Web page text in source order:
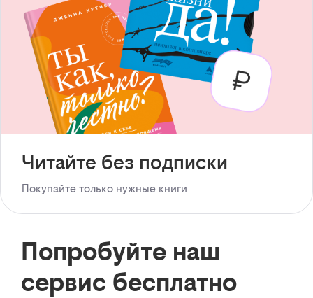
Читайте без подписки
Покупайте только нужные книги
Попробуйте наш
сервис бесплатно